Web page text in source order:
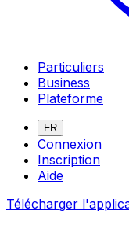
Particuliers
Business
Plateforme
FR
Connexion
Inscription
Aide
Télécharger